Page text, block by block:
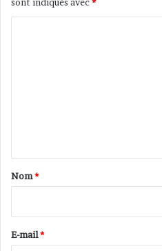
r
a
n
e
sont indiqués avec*
a
e
Nom*
E-mail*